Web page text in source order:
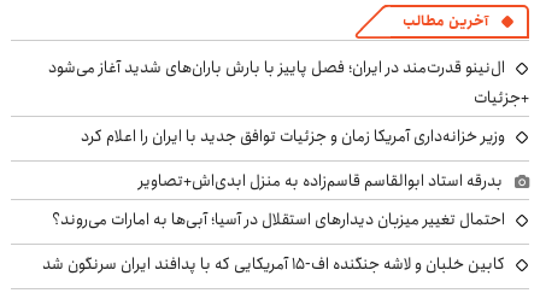
آخرین مطالب
ال‌نینو قدرت‌مند در ایران؛ فصل پاییز با بارش باران‌های شدید آغاز می‌شود
+جزئیات
وزیر خزانه‌داری آمریکا زمان و جزئیات توافق جدید با ایران را اعلام کرد
بدرقه استاد ابوالقاسم قاسم‌زاده به منزل ابدی‌اش+تصاویر
احتمال تغییر میزبان دیدارهای استقلال در آسیا؛ آبی‌ها به امارات می‌روند؟
کابین خلبان و لاشه جنگنده اف-۱۵ آمریکایی که با پدافند ایران سرنگون شد